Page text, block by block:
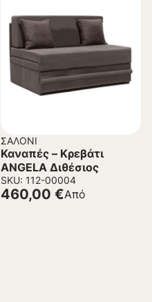
ΣΑΛΌΝΙ
Καναπές – Κρεβάτι
ANGELA Διθέσιος
SKU: 112-00004
Από
460,00 €